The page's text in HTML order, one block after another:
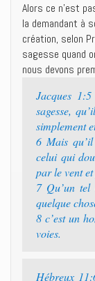
Alors ce n’est
la demandant à
création, selon
sagesse quand
nous devons
Jacques
sagesse,
simplement
6 Mais
celui qui
par le vent et
7 Qu’un tel
quelque
8 c’est un
voies.
Hébreux